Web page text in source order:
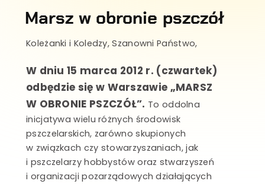
Marsz w obronie pszczół
Koleżanki i Koledzy, Szanowni Państwo,
W dniu 15 marca 2012 r. (czwartek)
odbędzie się w Warszawie „MARSZ
W OBRONIE PSZCZÓŁ”. To oddolna
inicjatywa wielu różnych środowisk
pszczelarskich, zarówno skupionych
w związkach czy stowarzyszaniach, jak
i pszczelarzy hobbystów oraz stwarzyszeń
i organizacji pozarządowych działających